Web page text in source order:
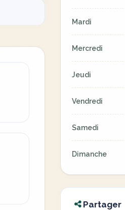
Mardi
Mercredi
Jeudi
Vendredi
Samedi
Dimanche
Partager